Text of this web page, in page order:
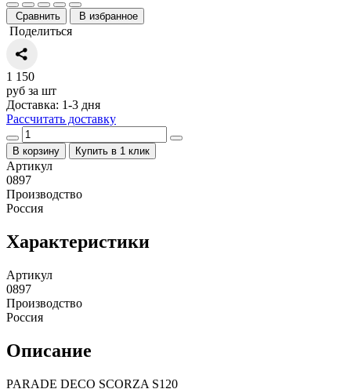
Сравнить В избранное
Поделиться
1 150
руб за шт
Доставка: 1-3 дня
Рассчитать доставку
В корзину Купить в 1 клик
Артикул
0897
Производство
Россия
Характеристики
Артикул
0897
Производство
Россия
Описание
PARADE DECO SCORZA S120